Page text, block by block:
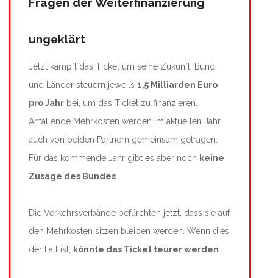
ungeklärt
Jetzt kämpft das Ticket um seine Zukunft. Bund
und Länder steuern jeweils 1,5 Milliarden Euro
pro Jahr bei, um das Ticket zu finanzieren.
Anfallende Mehrkosten werden im aktuellen Jahr
auch von beiden Partnern gemeinsam getragen.
Für das kommende Jahr gibt es aber noch keine
Zusage des Bundes
Die Verkehrsverbände befürchten jetzt, dass sie auf
den Mehrkosten sitzen bleiben werden. Wenn dies
der Fall ist,
könnte das Ticket teurer werden